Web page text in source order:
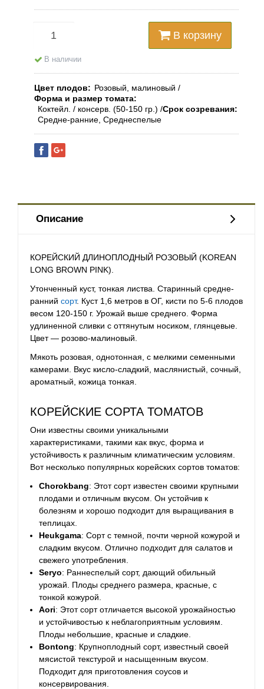
В корзину
В наличии
Цвет плодов
Розовый, малиновый
Форма и размер томата
Коктейл. / консерв. (50-150 гр.) Срок созревания
Средне-ранние, Среднеспелые
Описание
КОРЕЙСКИЙ ДЛИНОПЛОДНЫЙ РОЗОВЫЙ (KOREAN
LONG BROWN PINK).
Утонченный куст, тонкая листва. Старинный средне-
ранний сорт. Куст 1,6 метров в ОГ, кисти по 5-6 плодов
весом 120-150 г. Урожай выше среднего. Форма
удлиненной сливки с оттянутым носиком, глянцевые.
Цвет — розово-малиновый.
Мякоть розовая, однотонная, с мелкими семенными
камерами. Вкус кисло-сладкий, маслянистый, сочный,
ароматный, кожица тонкая.
КОРЕЙСКИЕ СОРТА ТОМАТОВ
Они известны своими уникальными
характеристиками, такими как вкус, форма и
устойчивость к различным климатическим условиям.
Вот несколько популярных корейских сортов томатов:
Chorokbang: Этот сорт известен своими крупными
плодами и отличным вкусом. Он устойчив к
болезням и хорошо подходит для выращивания в
теплицах.
Heukgama: Сорт с темной, почти черной кожурой и
сладким вкусом. Отлично подходит для салатов и
свежего употребления.
Seryo: Раннеспелый сорт, дающий обильный
урожай. Плоды среднего размера, красные, с
тонкой кожурой.
Aori: Этот сорт отличается высокой урожайностью
и устойчивостью к неблагоприятным условиям.
Плоды небольшие, красные и сладкие.
Bontong: Крупноплодный сорт, известный своей
мясистой текстурой и насыщенным вкусом.
Подходит для приготовления соусов и
консервирования.